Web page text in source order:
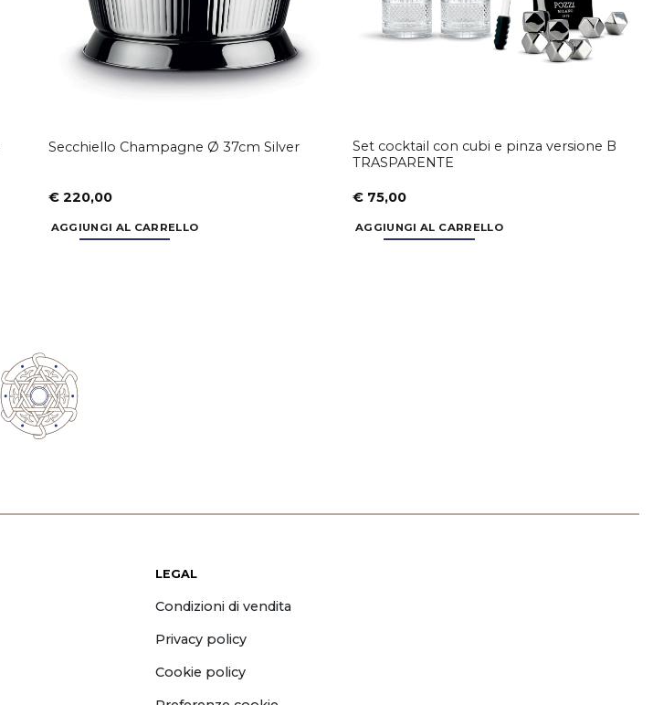
Secchiello Champagne Ø 37cm Silver
€220,00
AGGIUNGI AL CARRELLO
Set cocktail con cubi e pinza versione B
TRASPARENTE
€ 75,00
AGGIUNGI AL CARRELLO
LEGAL
Condizioni di vendita
Privacy policy
Cookie policy